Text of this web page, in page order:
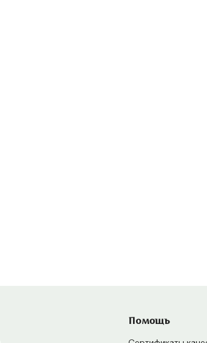
Помощь